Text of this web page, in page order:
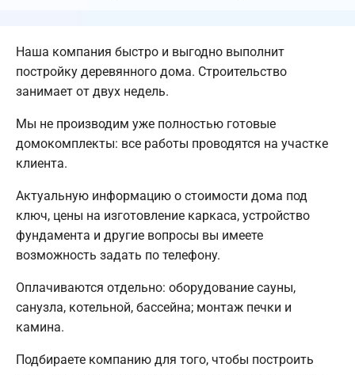
Наша компания быстро и выгодно выполнит
постройку деревянного дома. Строительство
занимает от двух недель.
Мы не производим уже полностью готовые
домокомплекты: все работы проводятся на участке
клиента.
Актуальную информацию о стоимости дома под
ключ, цены на изготовление каркаса, устройство
фундамента и другие вопросы вы имеете
возможность задать по телефону.
Оплачиваются отдельно: оборудование сауны,
санузла, котельной, бассейна; монтаж печки и
камина.
Подбираете компанию для того, чтобы построить